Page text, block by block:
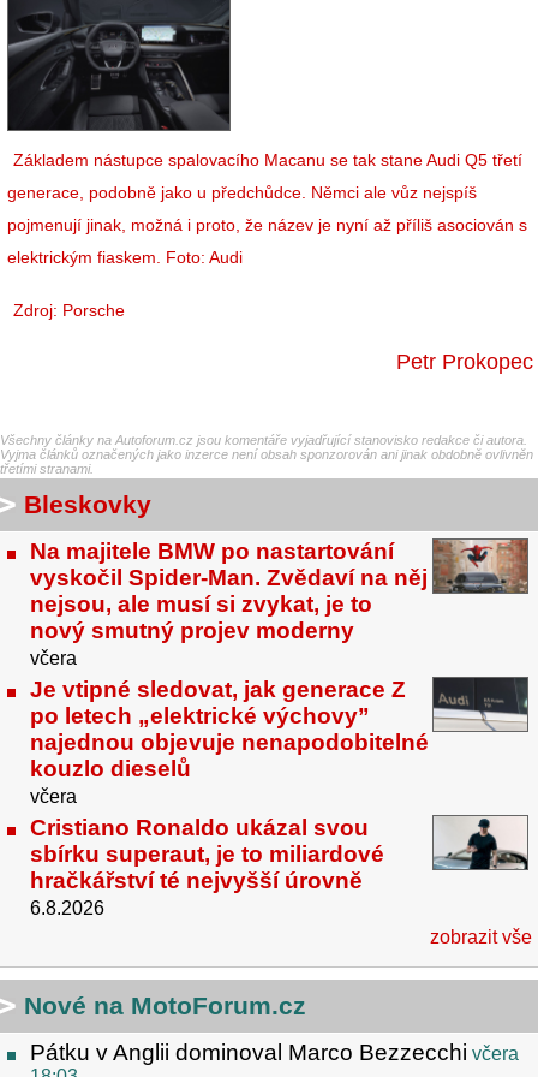
Základem nástupce spalovacího Macanu se tak stane Audi Q5 třetí
generace, podobně jako u předchůdce. Němci ale vůz nejspíš
pojmenují jinak, možná i proto, že název je nyní až příliš asociován s
elektrickým fiaskem. Foto: Audi
Zdroj: Porsche
Petr Prokopec
Všechny články na Autoforum.cz jsou komentáře vyjadřující stanovisko redakce či autora.
Vyjma článků označených jako inzerce není obsah sponzorován ani jinak obdobně ovlivněn
třetími stranami.
Bleskovky
Na majitele BMW po nastartování
vyskočil Spider-Man. Zvědaví na něj
nejsou, ale musí si zvykat, je to
nový smutný projev moderny
včera
Je vtipné sledovat, jak generace Z
po letech „elektrické výchovy”
najednou objevuje nenapodobitelné
kouzlo dieselů
včera
Cristiano Ronaldo ukázal svou
sbírku superaut, je to miliardové
hračkářství té nejvyšší úrovně
6.8.2026
zobrazit vše
Nové na MotoForum.cz
Pátku v Anglii dominoval Marco Bezzecchi včera